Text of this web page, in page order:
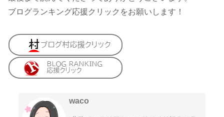
ブログランキング応援クリックをお願いします！
waco